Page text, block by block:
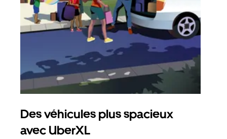
Des véhicules plus spacieux
avec UberXL